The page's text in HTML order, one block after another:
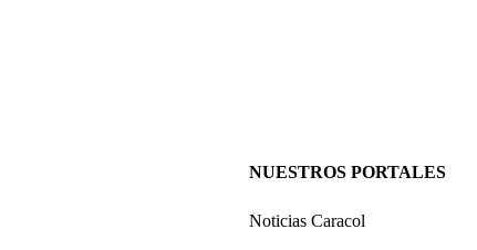
NUESTROS PORTALES
Noticias Caracol